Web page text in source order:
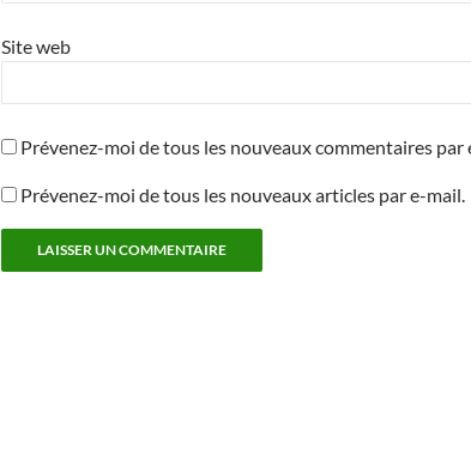
Site web
Prévenez-moi de tous les nouveaux commentaires par
Prévenez-moi de tous les nouveaux articles par e-mail.